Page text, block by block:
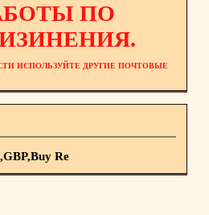
ПО
ИСПОЛЬЗУЙТЕ ДРУГИЕ ПОЧТОВЫЕ
Re